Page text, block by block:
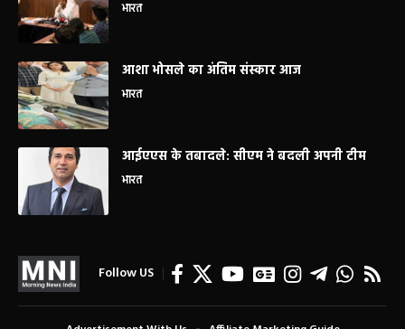
भारत
आशा भोसले का अंतिम संस्कार आज
भारत
आईएएस के तबादले: सीएम ने बदली अपनी टीम
भारत
Follow US